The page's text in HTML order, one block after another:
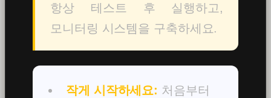
항상 테스트 후 실행하고,
모니터링 시스템을 구축하세요.
작게 시작하세요: 처음부터